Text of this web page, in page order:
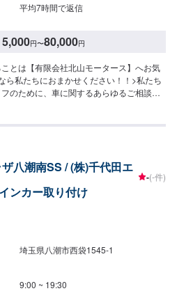
平均7時間で返信
5,000円〜80,000円
とは【有限会社北山モータース】へお気
ら私たちにおまかせください！！>私たち
のために、車に関するあらゆるご相談に
ご要望にお応えします。これからも信頼
上がり次第納車-----納期について-----納
ります。(要相談)納期は前後する場合がご
ご来店時の注意、受付方法-----入庫の際
タッフへ「メンテモで予約しました」と
。【定休日・営業時間】定休日：日曜
八潮南SS / (株)千代田エ
ンカー取り付け
-(-件)
埼玉県八潮市西袋1545-1
9:00 ~ 19:30